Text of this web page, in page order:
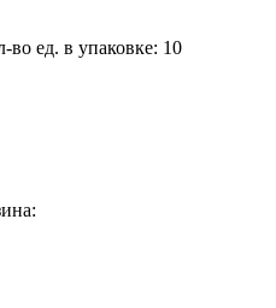
во ед. в упаковке: 10